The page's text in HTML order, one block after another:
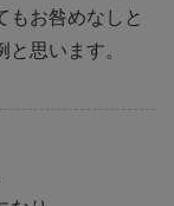
もお咎めなしと
思います。